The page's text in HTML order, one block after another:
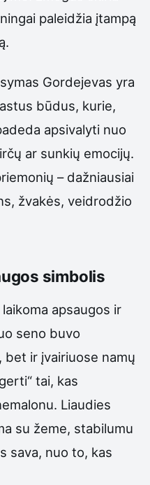
paleidžia įtampą
Gordejevas yra
būdus, kurie,
apsivalyti nuo
ar sunkių emocijų.
– dažniausiai
žvakės, veidrodžio
simbolis
apsaugos ir
seno buvo
bet ir įvairiuose namų
tai, kas
Liaudies
su žeme, stabilumu
sava, nuo to, kas